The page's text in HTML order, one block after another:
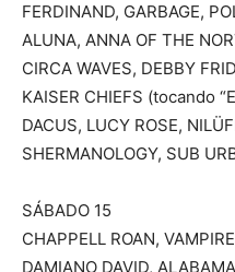
FERDINAND, GARBAGE,
ALUNA, ANNA OF THE
CIRCA WAVES, DEBBY
KAISER CHIEFS (tocando
DACUS, LUCY ROSE,
SHERMANOLOGY, SUB
SÁBADO 15
CHAPPELL ROAN,
DAMIANO DAVID,